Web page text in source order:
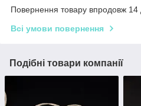
Повернення товару впродовж 14
Всі умови повернення
Подібні товари компанії